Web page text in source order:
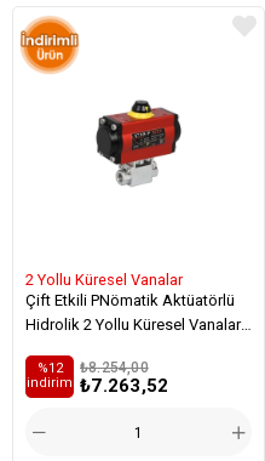
2 Yollu Küresel Vanalar
Çift Etkili PNömatik Aktüatörlü
Hidrolik 2 Yollu Küresel Vanalar -
₺7.263,52
₺8.254,00
%12
i̇ndirim